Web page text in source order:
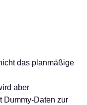
das planmäßige
aber
Dummy-Daten zur